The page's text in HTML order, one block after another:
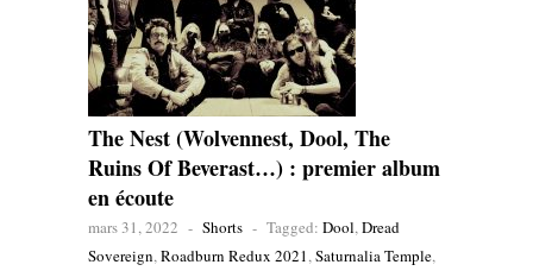
The Nest (Wolvennest, Dool, The
Ruins Of Beverast…) : premier album
en écoute
mars 31, 2022 - Shorts - Tagged: Dool,Dread
Sovereign,Roadburn Redux 2021,Saturnalia Temple,